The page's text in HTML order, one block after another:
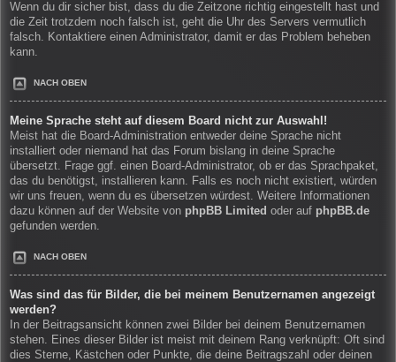
Wenn du dir sicher bist, dass du die Zeitzone richtig eingestellt hast und
die Zeit trotzdem noch falsch ist, geht die Uhr des Servers vermutlich
falsch. Kontaktiere einen Administrator, damit er das Problem beheben
kann.
NACH OBEN
Meine Sprache steht auf diesem Board nicht zur Auswahl!
Meist hat die Board-Administration entweder deine Sprache nicht
installiert oder niemand hat das Forum bislang in deine Sprache
übersetzt. Frage ggf. einen Board-Administrator, ob er das Sprachpaket,
das du benötigst, installieren kann. Falls es noch nicht existiert, würden
wir uns freuen, wenn du es übersetzen würdest. Weitere Informationen
dazu können auf der Website von phpBB Limited oder auf phpBB.de
gefunden werden.
NACH OBEN
Was sind das für Bilder, die bei meinem Benutzernamen angezeigt
werden?
In der Beitragsansicht können zwei Bilder bei deinem Benutzernamen
stehen. Eines dieser Bilder ist meist mit deinem Rang verknüpft: Oft sind
dies Sterne, Kästchen oder Punkte, die deine Beitragszahl oder deinen